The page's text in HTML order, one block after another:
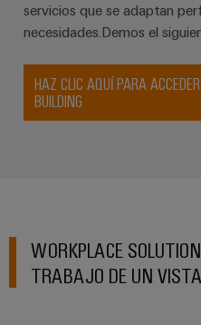
servicios que se adaptan
necesidades.Demos el
HAZ CLIC AQUÍ PARA
BUILDING
WORKPLACE
TRABAJO DE UN